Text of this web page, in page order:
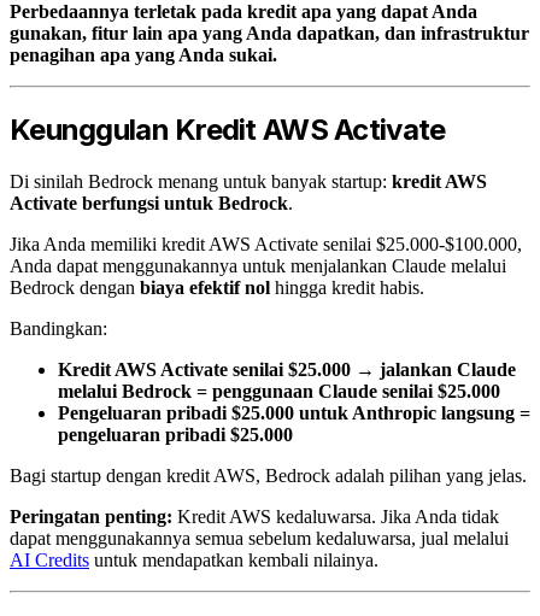
Perbedaannya terletak pada kredit apa yang dapat Anda
gunakan, fitur lain apa yang Anda dapatkan, dan infrastruktur
penagihan apa yang Anda sukai.
Keunggulan Kredit AWS Activate
Di sinilah Bedrock menang untuk banyak startup: kredit AWS
Activate berfungsi untuk Bedrock.
Jika Anda memiliki kredit AWS Activate senilai $25.000-$100.000,
Anda dapat menggunakannya untuk menjalankan Claude melalui
Bedrock dengan biaya efektif nol hingga kredit habis.
Bandingkan:
Kredit AWS Activate senilai $25.000 → jalankan Claude
melalui Bedrock = penggunaan Claude senilai $25.000
Pengeluaran pribadi $25.000 untuk Anthropic langsung =
pengeluaran pribadi $25.000
Bagi startup dengan kredit AWS, Bedrock adalah pilihan yang jelas.
Peringatan penting: Kredit AWS kedaluwarsa. Jika Anda tidak
dapat menggunakannya semua sebelum kedaluwarsa, jual melalui
AI Credits untuk mendapatkan kembali nilainya.